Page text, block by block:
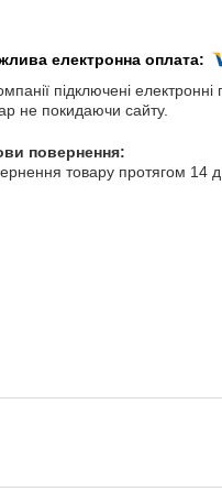
підключені
не покидаючи сайту.
товару протягом 14